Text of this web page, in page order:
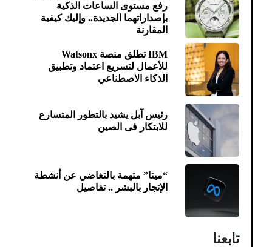
رفع مستوى الساعات الذكية
بإصداراتهما الجديدة.. وإليك كيفية
المقارنة
IBM تطلق منصة Watsonx
للأعمال لتسريع اعتماد وتطبيق
الذكاء الاصطناعي
رئيس آبل يشيد بالتطور المتسارع
للابتكار فى الصين
“ميتا” متهمة بالتغاضي عن أنشطة
الإتجار بالبشر .. تفاصيل
تابعنا